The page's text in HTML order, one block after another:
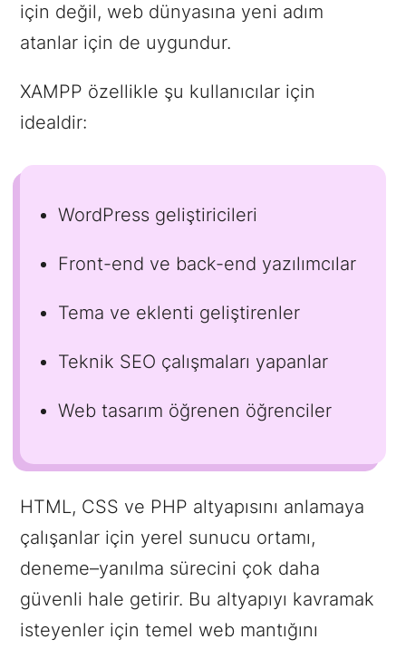
için değil, web dünyasına yeni adım
atanlar için de uygundur.
XAMPP özellikle şu kullanıcılar için
idealdir:
WordPress geliştiricileri
Front-end ve back-end yazılımcılar
Tema ve eklenti geliştirenler
Teknik SEO çalışmaları yapanlar
Web tasarım öğrenen öğrenciler
HTML, CSS ve PHP altyapısını anlamaya
çalışanlar için yerel sunucu ortamı,
deneme–yanılma sürecini çok daha
güvenli hale getirir. Bu altyapıyı kavramak
isteyenler için temel web mantığını